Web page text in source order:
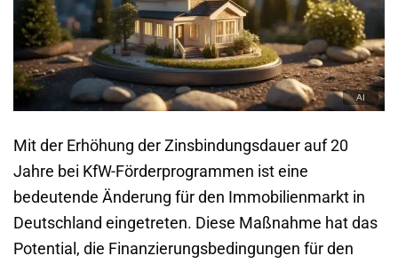
Mit der Erhöhung der Zinsbindungsdauer auf 20
Jahre bei KfW-Förderprogrammen ist eine
bedeutende Änderung für den Immobilienmarkt in
Deutschland eingetreten. Diese Maßnahme hat das
Potential, die Finanzierungsbedingungen für den